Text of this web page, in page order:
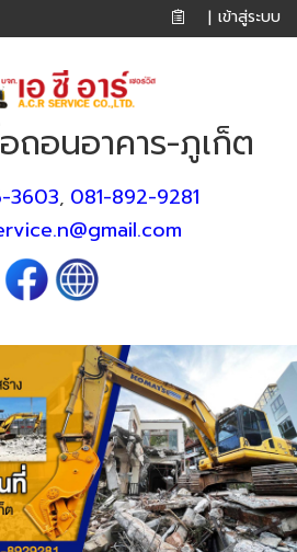
| เข้าสู่ระบบ
อนอาคาร-ภูเก็ต
3603, 081-892-9281